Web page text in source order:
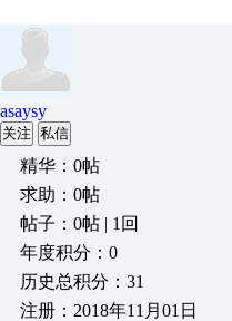
asaysy
关注 私信
精华：0帖
求助：0帖
帖子：0帖 | 1回
年度积分：0
历史总积分：31
注册：2018年11月01日